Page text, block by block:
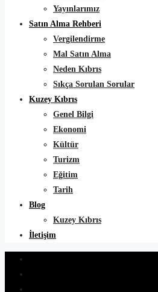
Yayınlarımız
Satın Alma Rehberi
Vergilendirme
Mal Satın Alma
Neden Kıbrıs
Sıkça Sorulan Sorular
Kuzey Kıbrıs
Genel Bilgi
Ekonomi
Kültür
Turizm
Eğitim
Tarih
Blog
Kuzey Kıbrıs
İletişim